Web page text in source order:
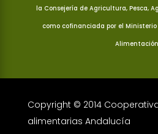
la Consejería de Agricultura, Pesca,
como cofinanciada por el
Alimentación
Copyright © 2014
alimentarias Andalucía